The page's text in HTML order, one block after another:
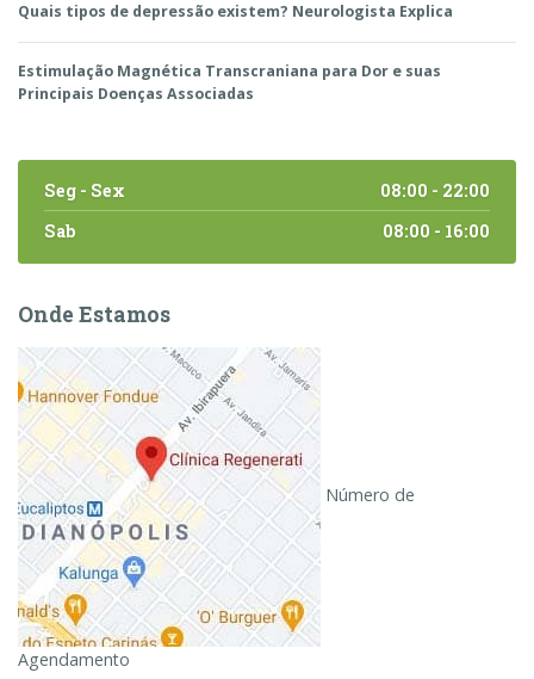
Quais tipos de depressão existem? Neurologista Explica
Estimulação Magnética Transcraniana para Dor e suas
Principais Doenças Associadas
Seg - Sex
08:00 - 22:00
Sab
08:00 - 16:00
Onde Estamos
Número de
Agendamento